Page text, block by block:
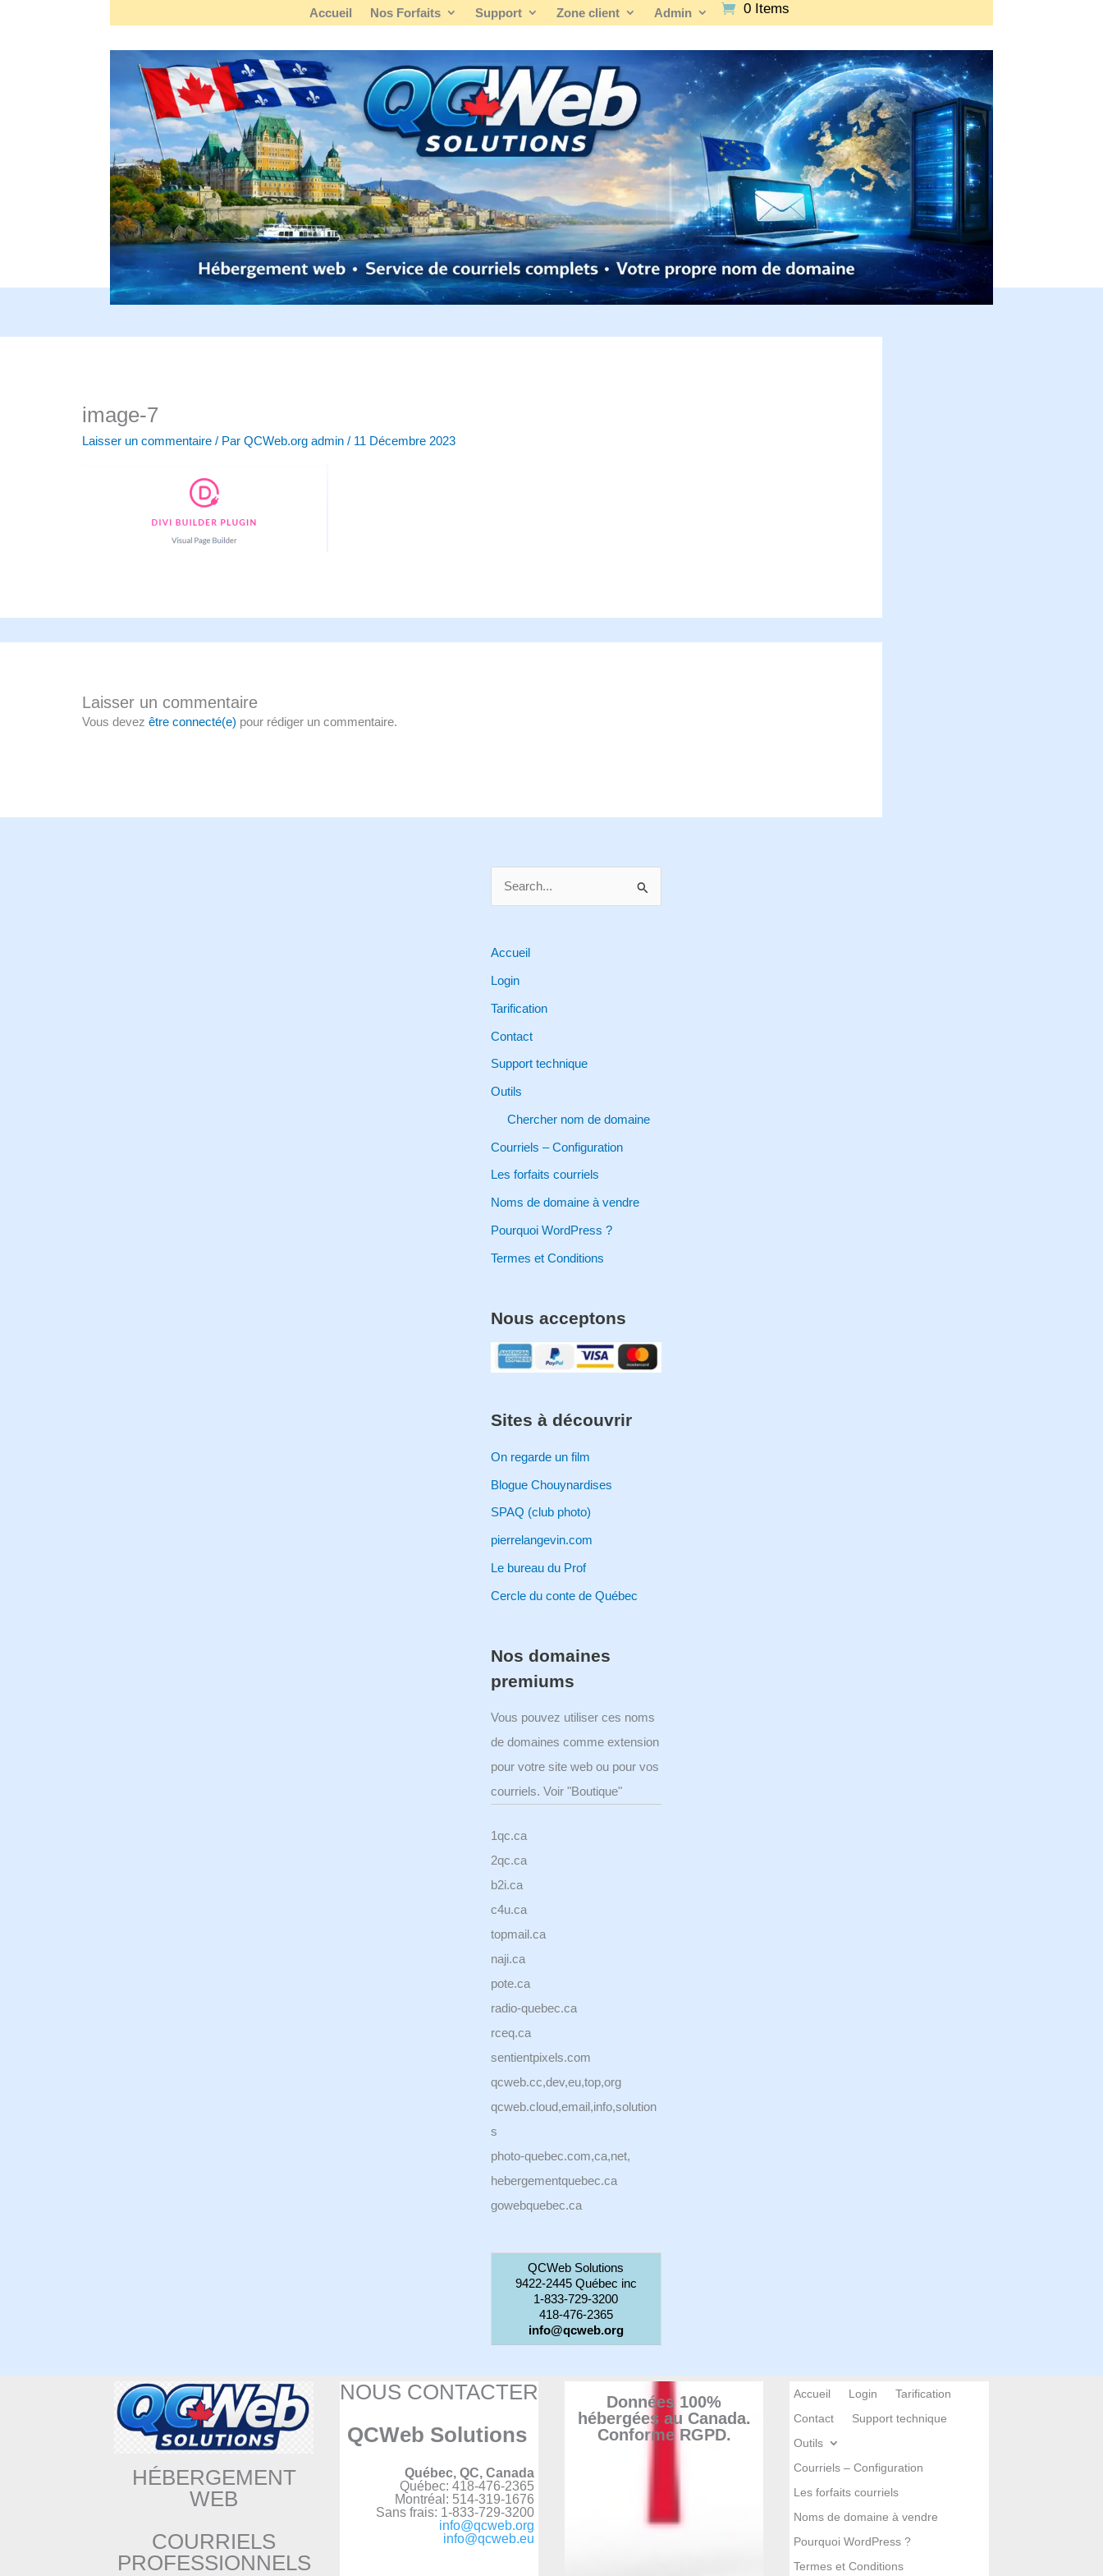
Accueil Nos Forfaits Support Zone client Admin 0 Items
image-7
Laisser un commentaire / ParQCWeb.org admin/ 11 Décembre 2023
Laisser un commentaire
Vous devezêtre connecté(e) pour rédiger un commentaire.
e
r
c
h
:
Accueil
Login
Tarification
Contact
Support technique
Outils
Chercher nom de domaine
Courriels – Configuration
Les forfaits courriels
Noms de domaine à vendre
Pourquoi WordPress ?
Termes et Conditions
Nous acceptons
Sites à découvrir
On regarde un film
Blogue Chouynardises
SPAQ (club photo)
pierrelangevin.com
Le bureau du Prof
Cercle du conte de Québec
Nos domaines
premiums
Vous pouvez utiliser ces noms
de domaines comme extension
pour votre site web ou pour vos
courriels. Voir "Boutique"
1qc.ca
2qc.ca
b2i.ca
c4u.ca
topmail.ca
naji.ca
pote.ca
radio-quebec.ca
rceq.ca
sentientpixels.com
qcweb.cc,dev,eu,top,org
qcweb.cloud,email,info,solution
s
photo-quebec.com,ca,net,
hebergementquebec.ca
gowebquebec.ca
QCWeb Solutions
9422-2445 Québec inc
1-833-729-3200
418-476-2365
info@qcweb.org
HÉBERGEMENT
WEB
COURRIELS
PROFESSIONNELS
NOUS CONTACTER
QCWeb Solutions
Québec, QC, Canada
Québec: 418-476-2365
Montréal: 514-319-1676
Sans frais: 1-833-729-3200
info@qcweb.org
info@qcweb.eu
Données 100%
hébergées au Canada.
Conforme RGPD.
Accueil Login
Tarification
Contact
Support technique
Outils
Courriels – Configuration
Les forfaits courriels
Noms de domaine à vendre
Pourquoi WordPress ?
Termes et Conditions